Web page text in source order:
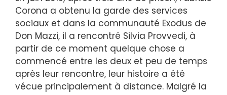
Corona a obtenu la garde des services
sociaux et dans la communauté Exodus de
Don Mazzi, il a rencontré Silvia Provvedi, à
partir de ce moment quelque chose a
commencé entre les deux et peu de temps
après leur rencontre, leur histoire a été
vécue principalement à distance. Malgré la